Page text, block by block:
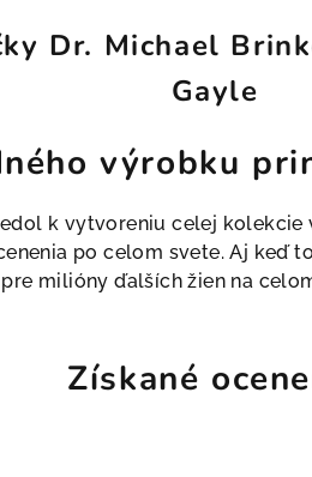
Dr. Michael
Gayle
výrobku
k vytvoreniu celej
po celom svete. Aj keď
milióny ďalších žien na
Získané